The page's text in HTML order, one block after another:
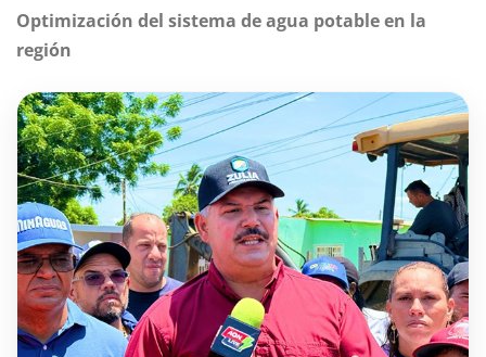
Optimización del sistema de agua potable en la
región